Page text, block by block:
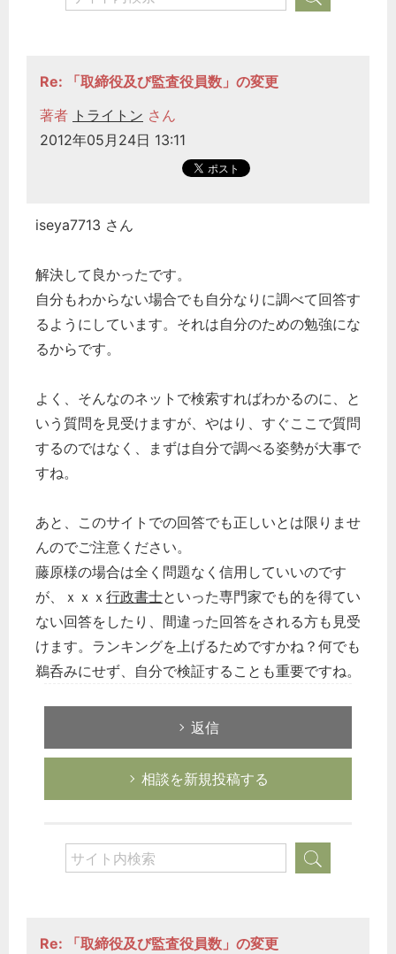
Re: 「取締役及び監査役員数」の変更
著者 トライトン さん
2012年05月24日 13:11
iseya7713 さん
解決して良かったです。
自分もわからない場合でも自分なりに調べて回答す
るようにしています。それは自分のための勉強にな
るからです。
よく、そんなのネットで検索すればわかるのに、と
いう質問を見受けますが、やはり、すぐここで質問
するのではなく、まずは自分で調べる姿勢が大事で
すね。
あと、このサイトでの回答でも正しいとは限りませ
んのでご注意ください。
藤原様の場合は全く問題なく信用していいのです
が、ｘｘｘ 行政書士といった専門家でも的を得てい
ない回答をしたり、間違った回答をされる方も見受
けます。ランキングを上げるためですかね？何でも
鵜呑みにせず、自分で検証することも重要ですね。
返信
相談を新規投稿する
Re: 「取締役及び監査役員数」の変更